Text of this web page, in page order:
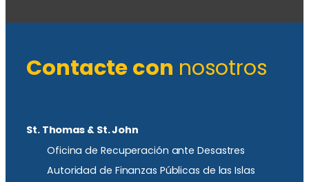
Contacte con nosotros
St. Thomas & St. John
Oficina de Recuperación ante Desastres
Autoridad de Finanzas Públicas de las Islas